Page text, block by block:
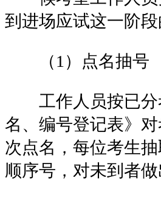
到进场应试这一阶段
（1）点名抽号
工作人员按已分
名、编号登记表》
次点名，每位考生
顺序号，对未到者做